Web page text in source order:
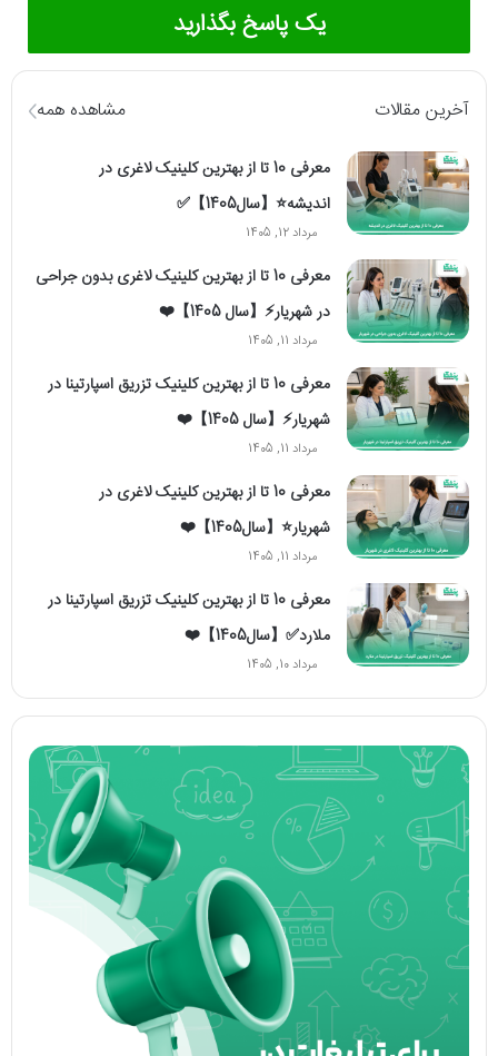
یک پاسخ بگذارید
آخرین مقالات مشاهده همه
معرفی 10 تا از بهترین کلینیک لاغری در
اندیشه⭐【سال1405】✅
مرداد 12, 1405
معرفی 10 تا از بهترین کلینیک لاغری بدون جراحی
در شهریار⚡【سال 1405】❤️
مرداد 11, 1405
معرفی 10 تا از بهترین کلینیک تزریق اسپارتینا در
شهریار⚡【سال 1405】❤️
مرداد 11, 1405
معرفی 10 تا از بهترین کلینیک لاغری در
شهریار⭐【سال1405】❤️
مرداد 11, 1405
معرفی 10 تا از بهترین کلینیک تزریق اسپارتینا در
ملارد✅【سال1405】❤️
مرداد 10, 1405